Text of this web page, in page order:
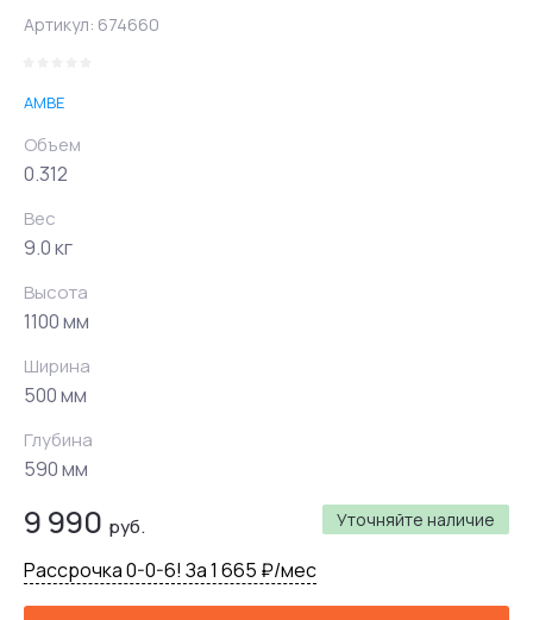
Артикул: 674660
AMBE
Объем
0.312
Вес
9.0 кг
Высота
1100 мм
Ширина
500 мм
Глубина
590 мм
Уточняйте наличие
9 990 руб.
Рассрочка 0-0-6! За 1 665 ₽/мес